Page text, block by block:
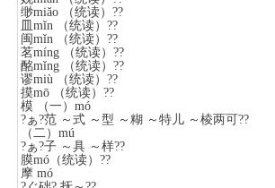
缈miǎo （统读）??
皿mǐn （统读）??
闽mǐn （统读）??
茗míng （统读）??
酩mǐng （统读）??
谬miù （统读）??
摸mō （统读）??
模 （一）mó
?ぁ?范 ～式 ～型 ～糊 ～特儿 ～棱两可??
（二）mú
?ぁ?子 ～具 ～样??
膜mó（统读）??
摩 mó